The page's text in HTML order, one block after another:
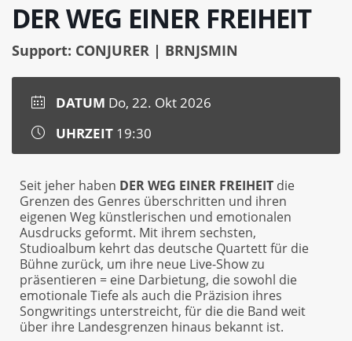
DER WEG EINER FREIHEIT
Support: CONJURER | BRNJSMIN
DATUM Do, 22. Okt 2026
UHRZEIT 19:30
Seit jeher haben DER WEG EINER FREIHEIT die
Grenzen des Genres überschritten und ihren
eigenen Weg künstlerischen und emotionalen
Ausdrucks geformt. Mit ihrem sechsten,
Studioalbum kehrt das deutsche Quartett für die
Bühne zurück, um ihre neue Live-Show zu
präsentieren = eine Darbietung, die sowohl die
emotionale Tiefe als auch die Präzision ihres
Songwritings unterstreicht, für die die Band weit
über ihre Landesgrenzen hinaus bekannt ist.